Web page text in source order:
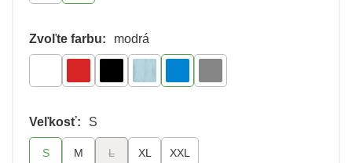
Zvoľte farbu: modrá
Veľkosť: S
S M L XL XXL